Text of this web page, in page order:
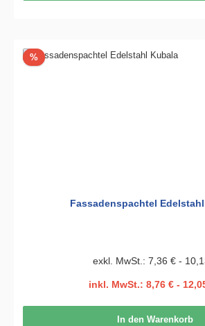
%Rabatt
Fassadenspachtel
exkl. MwSt.: 7,36 € -
inkl. MwSt.: 8,76 € -
In den Warenkorb